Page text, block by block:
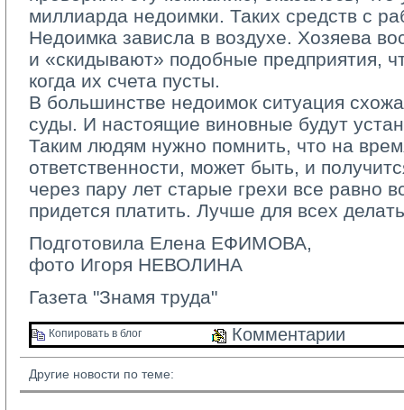
миллиарда недоимки. Таких средств с
Недоимка зависла в воздухе. Хозяева
и «скидывают» подобные предприятия,
когда их счета пусты.
В большинстве недоимок ситуация
суды. И настоящие виновные будут
Таким людям нужно помнить, что на
ответственности, может быть, и
через пару лет старые грехи все равно
придется платить. Лучше для всех
Подготовила Елена ЕФИМОВА,
фото Игоря НЕВОЛИНА
Газета "Знамя труда"
Копировать в блог Комментарии
Другие новости по теме: